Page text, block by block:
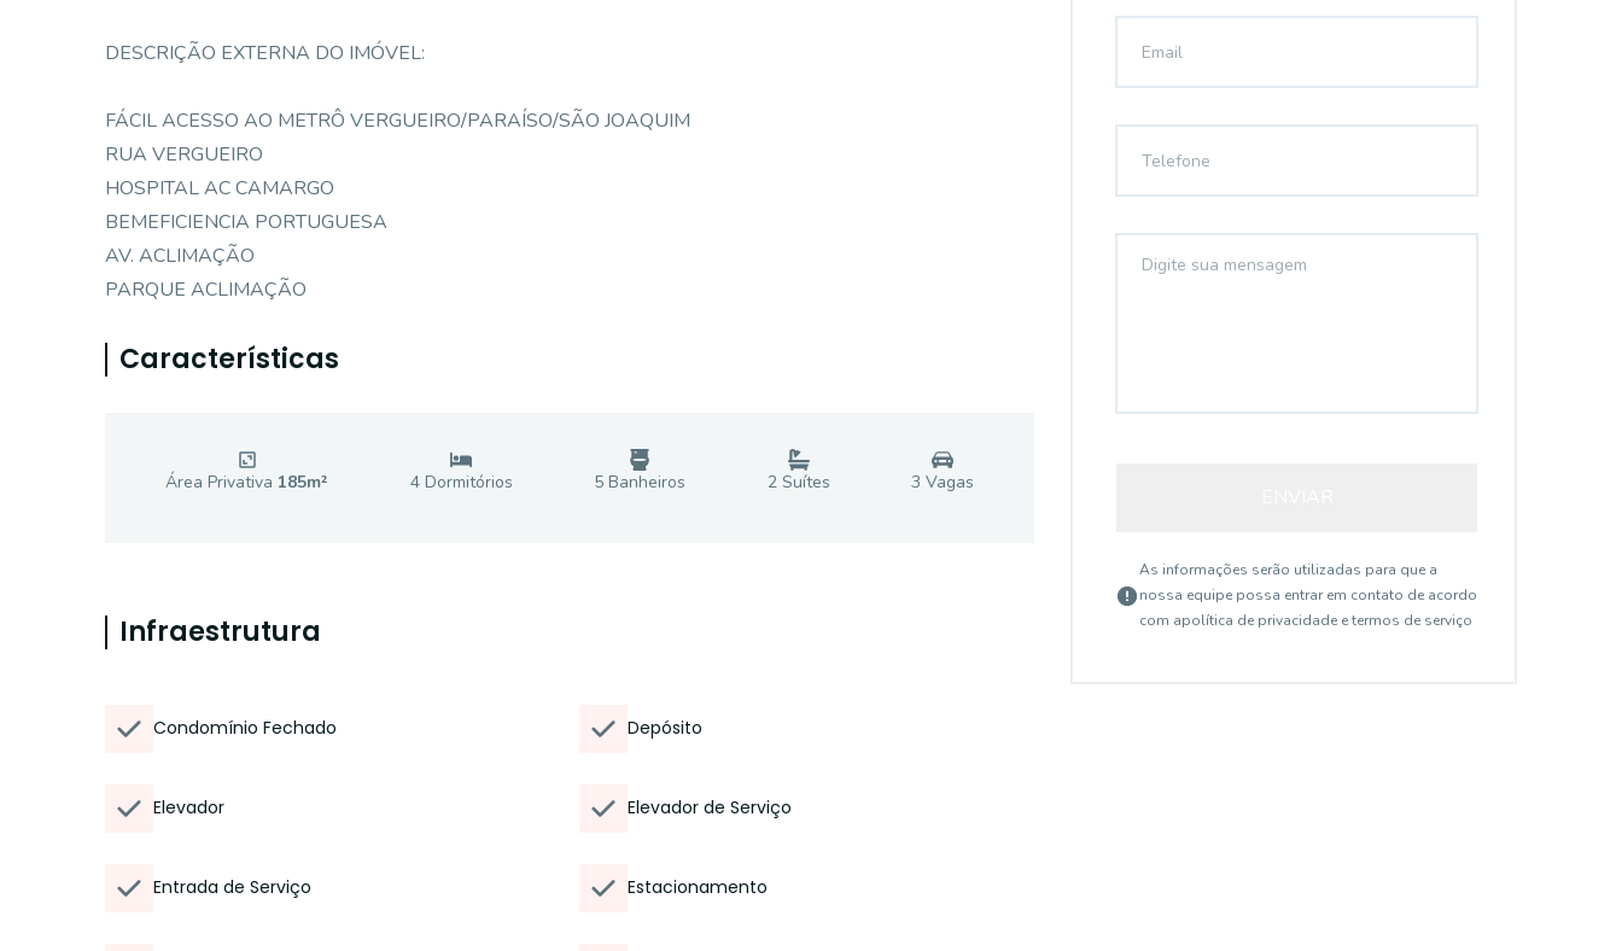
DESCRIÇÃO EXTERNA DO IMÓVEL:
FÁCIL ACESSO AO METRÔ VERGUEIRO/PARAÍSO/SÃO JOAQUIM
RUA VERGUEIRO
HOSPITAL AC CAMARGO
BEMEFICIENCIA PORTUGUESA
AV. ACLIMAÇÃO
PARQUE ACLIMAÇÃO
Características
Área Privativa 185m² 4Dormitórios 5 Banheiros 2Suítes 3 Vagas
Infraestrutura
Condomínio Fechado Depósito
Elevador Elevador de Serviço
Entrada de Serviço Estacionamento
As informações serão utilizadas para que a
nossa equipe possa entrar em contato de acordo
com apolítica de privacidade e termos de serviço